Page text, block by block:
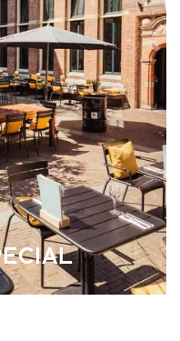
samengesteld dat